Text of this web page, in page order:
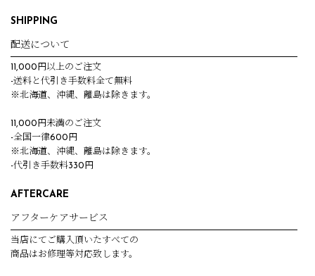
SHIPPING
配送について
11,000円以上のご注文
-送料と代引き手数料全て無料
※北海道、沖縄、離島は除きます。
11,000円未満のご注文
-全国一律600円
※北海道、沖縄、離島は除きます。
-代引き手数料330円
AFTERCARE
アフターケアサービス
当店にてご購入頂いたすべての
商品はお修理等対応致します。